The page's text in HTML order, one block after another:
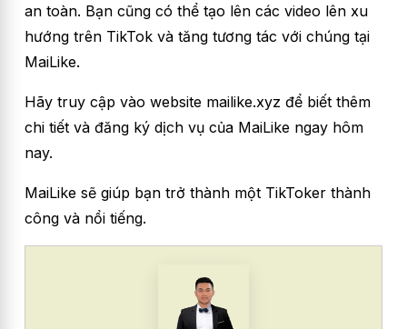
an toàn. Bạn cũng có thể tạo lên các video lên xu
hướng trên TikTok và tăng tương tác với chúng tại
MaiLike.
Hãy truy cập vào website mailike.xyz để biết thêm
chi tiết và đăng ký dịch vụ của MaiLike ngay hôm
nay.
MaiLike sẽ giúp bạn trở thành một TikToker thành
công và nổi tiếng.